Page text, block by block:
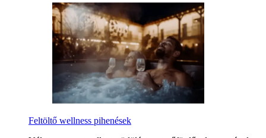
Feltöltő wellness pihenések